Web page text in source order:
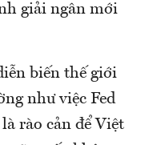
giải ngân mới
biến thế giới
như việc Fed
rào cản để Việt